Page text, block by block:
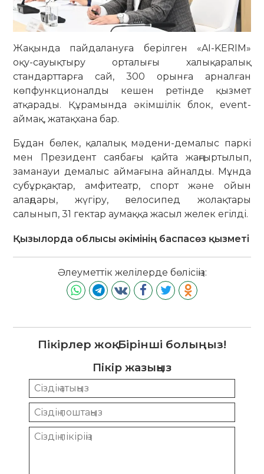
Жақында пайдалануға берілген «AI-KERIM»
оқу-сауықтыру орталығы халықаралық
стандарттарға сай, 300 орынға арналған
көпфункционалды кешен ретінде қызмет
атқарады. Құрамында әкімшілік блок, event-
аймақ, жатақхана бар.
Бұдан бөлек, қалалық мәдени-демалыс паркі
мен Президент саябағы қайта жаңғыртылып,
заманауи демалыс аймағына айналды. Мұнда
субұрқақтар, амфитеатр, спорт және ойын
алаңдары, жүгіру, велосипед жолақтары
салынып, 31 гектар аумаққа жасыл желек егілді.
Қызылорда облысы әкімінің баспасөз қызметі
Әлеуметтік желілерде бөлісіңіз:
Пікірлер жоқ. Бірінші болыңыз!
Пікір жазыңыз